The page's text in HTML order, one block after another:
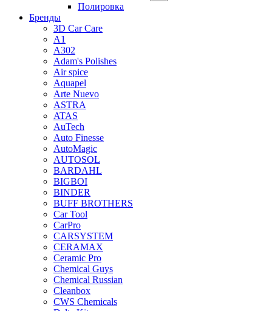
Полировка
Бренды
3D Car Care
A1
A302
Adam's Polishes
Air spice
Aquapel
Arte Nuevo
ASTRA
ATAS
AuTech
Auto Finesse
AutoMagic
AUTOSOL
BARDAHL
BIGBOI
BINDER
BUFF BROTHERS
Car Tool
CarPro
CARSYSTEM
CERAMAX
Ceramic Pro
Chemical Guys
Chemical Russian
Cleanbox
CWS Chemicals